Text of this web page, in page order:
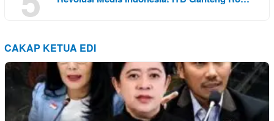
CAKAP KETUA EDI